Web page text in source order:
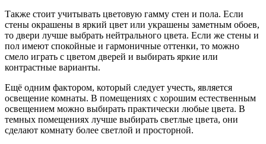
Также стоит учитывать цветовую гамму стен и пола. Если
стены окрашены в яркий цвет или украшены заметным обоев,
то двери лучше выбрать нейтрального цвета. Если же стены и
пол имеют спокойные и гармоничные оттенки, то можно
смело играть с цветом дверей и выбирать яркие или
контрастные варианты.
Ещё одним фактором, который следует учесть, является
освещение комнаты. В помещениях с хорошим естественным
освещением можно выбирать практически любые цвета. В
темных помещениях лучше выбирать светлые цвета, они
сделают комнату более светлой и просторной.